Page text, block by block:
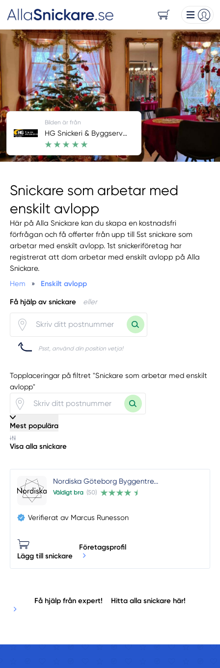
Snickare som arbetar med
enskilt avlopp
Här på Alla Snickare kan du skapa en kostnadsfri
förfrågan och få offerter från upp till 5st snickare som
arbetar med enskilt avlopp. 1st snickeriföretag har
registrerat att dom arbetar med enskilt avlopp på Alla
Snickare.
Hem
» Enskilt avlopp
Få hjälp av snickare eller
Psst, använd din position vetja!
Bilden är från
HG Snickeri & Byggservice
Topplaceringar på filtret "Snickare som arbetar med enskilt
avlopp"
Mest populära
Visa alla snickare
Nordiska Göteborg Byggentre...
Väldigt bra (50)
Verifierat av Marcus Runesson
Lägg till snickare
Företagsprofil
Få hjälp från expert! Hitta alla snickare här!